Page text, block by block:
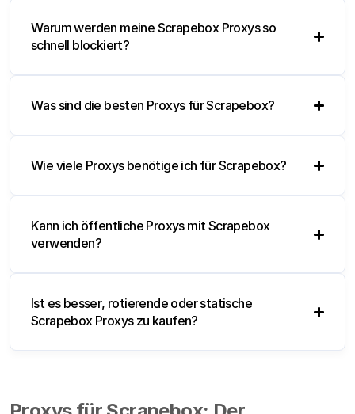
Warum werden meine Scrapebox Proxys so
schnell blockiert?
Was sind die besten Proxys für Scrapebox?
Wie viele Proxys benötige ich für Scrapebox?
Kann ich öffentliche Proxys mit Scrapebox
verwenden?
Ist es besser, rotierende oder statische
Scrapebox Proxys zu kaufen?